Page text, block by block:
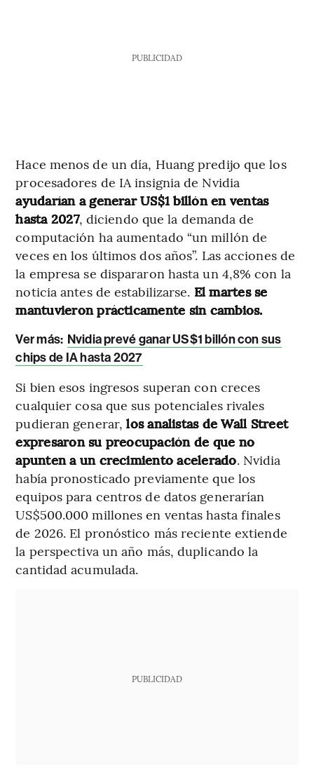
PUBLICIDAD
Hace menos de un día, Huang predijo que los
procesadores de IA insignia de Nvidia
ayudarían a generar US$1 billón en ventas
hasta 2027, diciendo que la demanda de
computación ha aumentado “un millón de
veces en los últimos dos años”. Las acciones de
la empresa se dispararon hasta un 4,8% con la
noticia antes de estabilizarse. El martes se
mantuvieron prácticamente sin cambios.
Ver más: Nvidia prevé ganar US$1 billón con sus
chips de IA hasta 2027
Si bien esos ingresos superan con creces
cualquier cosa que sus potenciales rivales
pudieran generar, los analistas de Wall Street
expresaron su preocupación de que no
apunten a un crecimiento acelerado. Nvidia
había pronosticado previamente que los
equipos para centros de datos generarían
US$500.000 millones en ventas hasta finales
de 2026. El pronóstico más reciente extiende
la perspectiva un año más, duplicando la
cantidad acumulada.
PUBLICIDAD